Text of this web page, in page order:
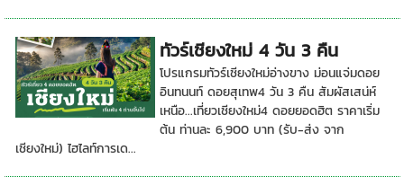
ทัวร์เชียงใหม่ 4 วัน 3 คืน
โปรแกรมทัวร์เชียงใหม่อ่างขาง ม่อนแจ่มดอย
อินทนนท์ ดอยสุเทพ4 วัน 3 คืน สัมผัสเสน่ห์
เหนือ...เที่ยวเชียงใหม่4 ดอยยอดฮิต ราคาเริ่ม
ต้น ท่านละ 6,900 บาท (รับ-ส่ง จาก
เชียงใหม่) ไฮไลท์การเด...